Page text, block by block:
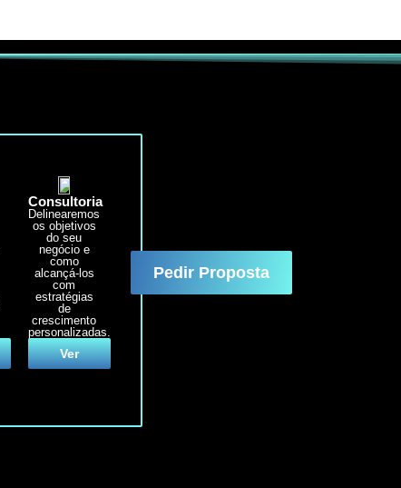
Consultoria
Delinearemos
os objetivos
do seu
negócio e
como
alcançá-los
com
estratégias
de
crescimento
personalizadas.
Ver
Pedir Proposta